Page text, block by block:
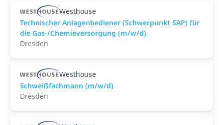
Westhouse
Technischer Anlagenbediener (Schwerpunkt SAP) für
die Gas-/Chemieversorgung (m/w/d)
Dresden
Westhouse
Schweißfachmann (m/w/d)
Dresden